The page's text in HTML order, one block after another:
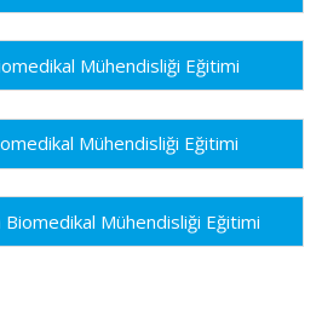
Mühendisliği Eğitimi
Mühendisliği Eğitimi
Mühendisliği Eğitimi